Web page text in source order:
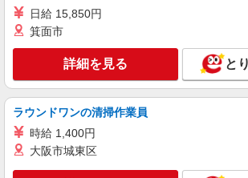
時給1,193円〜1,257円 ※
による 社会福祉士・介護福
間外勤務手当 〇土日祝勤務
夜勤務手当 〇年末年始勤務
8:00/夜間18:00〜20:00は時給
稲毛区稲毛町5丁目238-1
キープ 詳
パート
エイジフリーハウス千葉稲毛町
日給 15,850円
箕面市
詳細を見る と
ラウンドワンの清掃作業員
時給 1,400円
大阪市城東区